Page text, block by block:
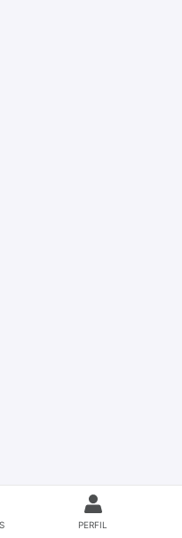
PERFIL